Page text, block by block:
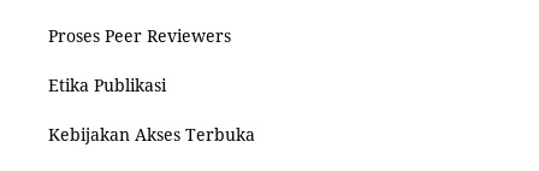
Proses Peer Reviewers
Etika Publikasi
Kebijakan Akses Terbuka